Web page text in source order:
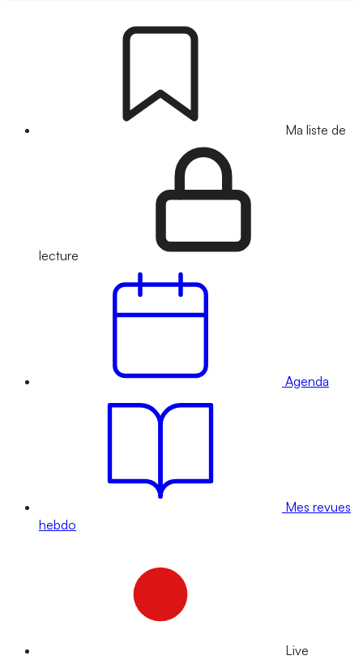
Ma liste de
lecture
Agenda
Mes revues
hebdo
Live